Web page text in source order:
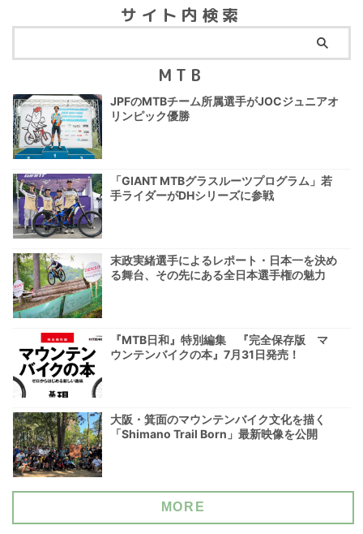
サイト内検索
MTB
JPFのMTBチーム所属選手がJOCジュニアオ
リンピック優勝
「GIANT MTBグラスルーツプログラム」若
手ライダーがDHシリーズに参戦
末政実緒選手によるレポート・日本一を決め
る舞台、その先にある全日本選手権の魅力
『MTB日和』特別編集 『完全保存版 マ
ウンテンバイクの本』7月31日発売！
大阪・箕面のマウンテンバイク文化を描く
「Shimano Trail Born」最新映像を公開
MORE